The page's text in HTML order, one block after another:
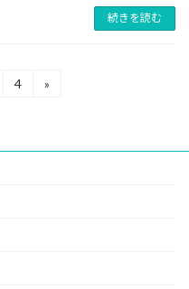
続きを読む
固
ジ
4 »